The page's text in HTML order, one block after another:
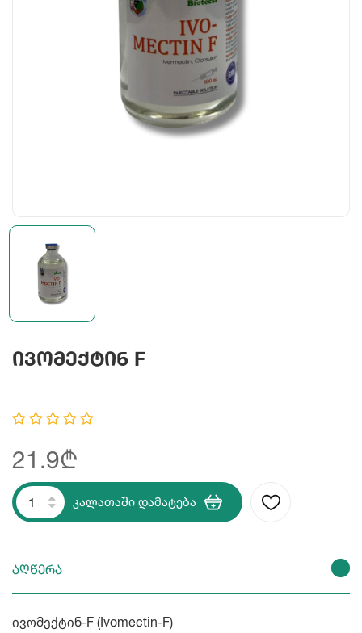
Ივომექტინ F
21.9₾
კალათაში დამატება
აღწერა
ივომექტინ-F (Ivomectin-F)